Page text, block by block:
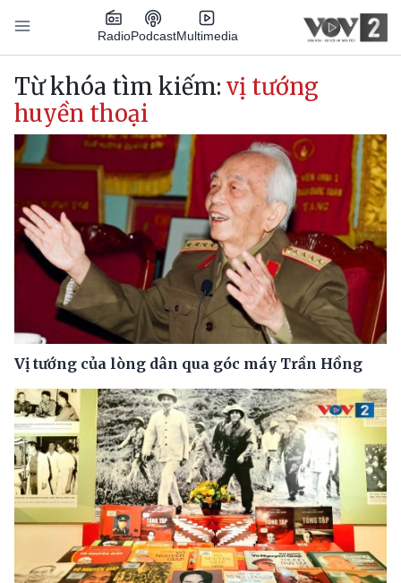
Nhảy đến nội dung
RadioPodcastMultimedia
Main navigation
Từ khóa tìm kiếm: vị tướng
huyền thoại
Vị tướng của lòng dân qua góc máy Trần Hồng